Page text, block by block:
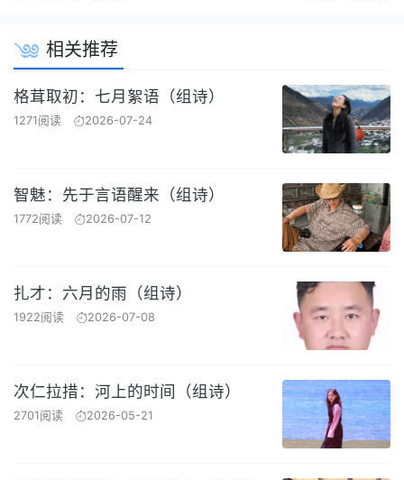
相关推荐
格茸取初：七月絮语（组诗）
1271阅读 2026-07-24
智魅：先于言语醒来（组诗）
1772阅读 2026-07-12
扎才：六月的雨（组诗）
1922阅读 2026-07-08
次仁拉措：河上的时间（组诗）
2701阅读 2026-05-21